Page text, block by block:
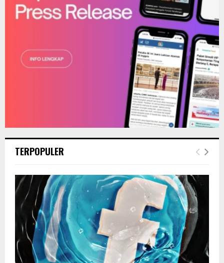
H
TERPOPULER